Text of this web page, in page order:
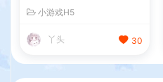
Linux手工服务端+详细搭建
教程
小游戏H5
丫头 30